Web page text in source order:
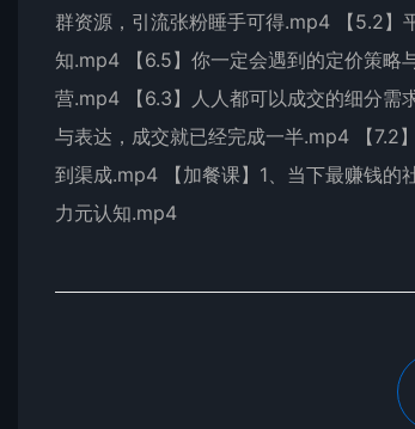
群资源，引流张粉睡手可得.mp4 【5.2】
知.mp4 【6.5】你一定会遇到的定价策略
营.mp4 【6.3】人人都可以成交的细分需
与表达，成交就已经完成一半.mp4 【7.2
到渠成.mp4 【加餐课】1、当下最赚钱
力元认知.mp4